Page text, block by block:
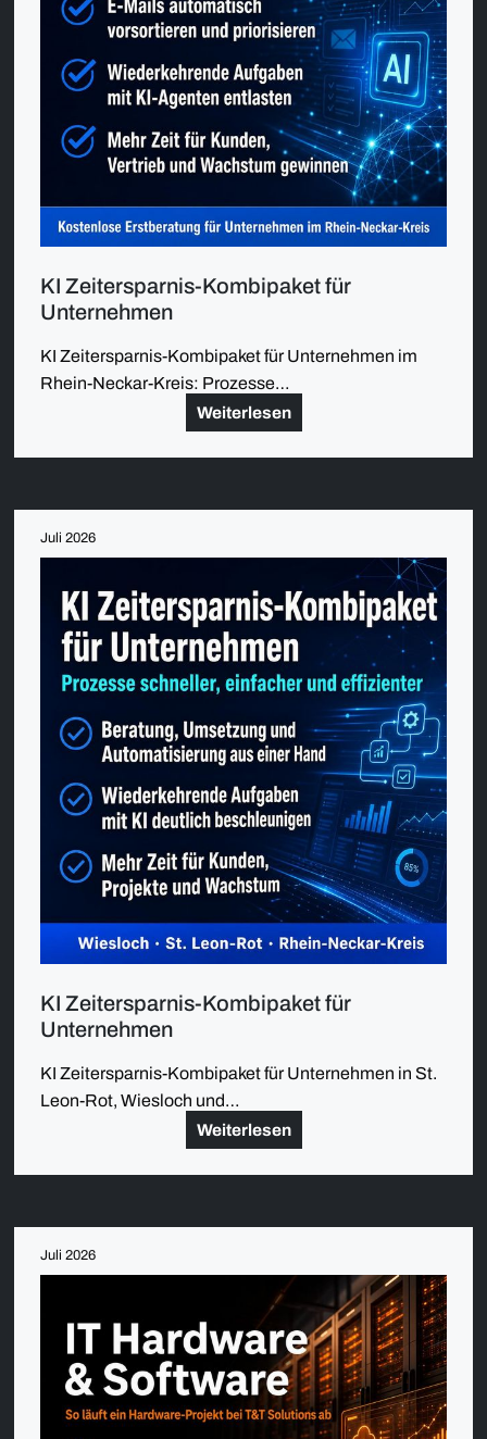
KI Zeitersparnis-Kombipaket für
Unternehmen
KI Zeitersparnis-Kombipaket für Unternehmen im
Rhein-Neckar-Kreis: Prozesse…
Weiterlesen
Juli 2026
KI Zeitersparnis-Kombipaket für
Unternehmen
KI Zeitersparnis-Kombipaket für Unternehmen in St.
Leon-Rot, Wiesloch und…
Weiterlesen
Juli 2026